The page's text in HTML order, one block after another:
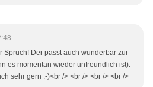
Spruch! Der passt auch wunderbar zur
es momentan wieder unfreundlich ist).
sehr gern :-)<br /> <br /> <br /> <br />